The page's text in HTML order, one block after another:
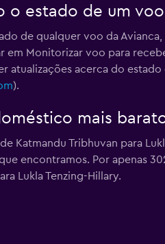
o estado de um voo
de qualquer voo da Avianca,
em Monitorizar voo para
atualizações acerca do
).
mais
Katmandu Tribhuvan para
encontramos. Por apenas
Lukla Tenzing-Hillary.